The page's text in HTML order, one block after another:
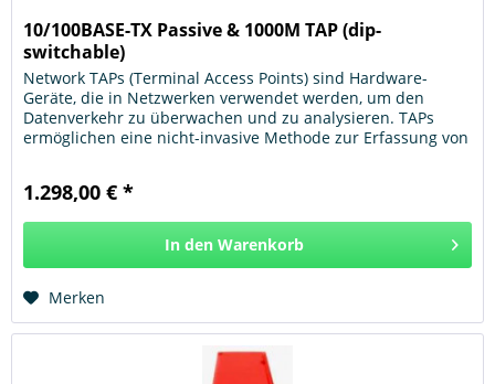
10/100BASE-TX Passive & 1000M TAP (dip-
switchable)
Network TAPs (Terminal Access Points) sind Hardware-
Geräte, die in Netzwerken verwendet werden, um den
Datenverkehr zu überwachen und zu analysieren. TAPs
ermöglichen eine nicht-invasive Methode zur Erfassung von
1.298,00 € *
In den Warenkorb
Merken